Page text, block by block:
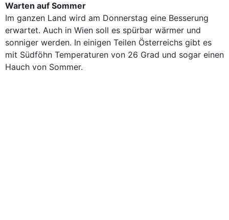
Warten auf Sommer
Im ganzen Land wird am Donnerstag eine Besserung
erwartet. Auch in Wien soll es spürbar wärmer und
sonniger werden. In einigen Teilen Österreichs gibt es
mit Südföhn Temperaturen von 26 Grad und sogar einen
Hauch von Sommer.